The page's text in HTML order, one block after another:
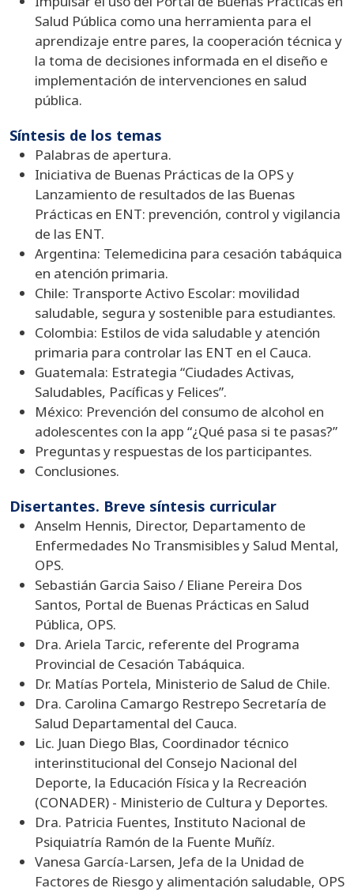
Salud Pública como una herramienta para el
aprendizaje entre pares, la cooperación técnica y
la toma de decisiones informada en el diseño e
implementación de intervenciones en salud
pública.
Síntesis de los temas
Palabras de apertura.
Iniciativa de Buenas Prácticas de la OPS y
Lanzamiento de resultados de las Buenas
Prácticas en ENT: prevención, control y vigilancia
de las ENT.
Argentina: Telemedicina para cesación tabáquica
en atención primaria.
Chile: Transporte Activo Escolar: movilidad
saludable, segura y sostenible para estudiantes.
Colombia: Estilos de vida saludable y atención
primaria para controlar las ENT en el Cauca.
Guatemala: Estrategia “Ciudades Activas,
Saludables, Pacíficas y Felices”.
México: Prevención del consumo de alcohol en
adolescentes con la app “¿Qué pasa si te pasas?”
Preguntas y respuestas de los participantes.
Conclusiones.
Disertantes. Breve síntesis curricular
Anselm Hennis, Director, Departamento de
Enfermedades No Transmisibles y Salud Mental,
OPS.
Sebastián Garcia Saiso / Eliane Pereira Dos
Santos, Portal de Buenas Prácticas en Salud
Pública, OPS.
Dra. Ariela Tarcic, referente del Programa
Provincial de Cesación Tabáquica.
Dr. Matías Portela, Ministerio de Salud de Chile.
Dra. Carolina Camargo Restrepo Secretaría de
Salud Departamental del Cauca.
Lic. Juan Diego Blas, Coordinador técnico
interinstitucional del Consejo Nacional del
Deporte, la Educación Física y la Recreación
(CONADER) - Ministerio de Cultura y Deportes.
Dra. Patricia Fuentes, Instituto Nacional de
Psiquiatría Ramón de la Fuente Muñíz.
Vanesa García-Larsen, Jefa de la Unidad de
Factores de Riesgo y alimentación saludable, OPS